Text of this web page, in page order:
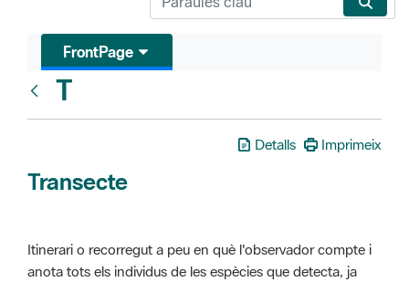
FrontPage
T
Detalls Imprimeix
Transecte
Itinerari o recorregut a peu en què l'observador compte i
anota tots els individus de les espècies que detecta, ja